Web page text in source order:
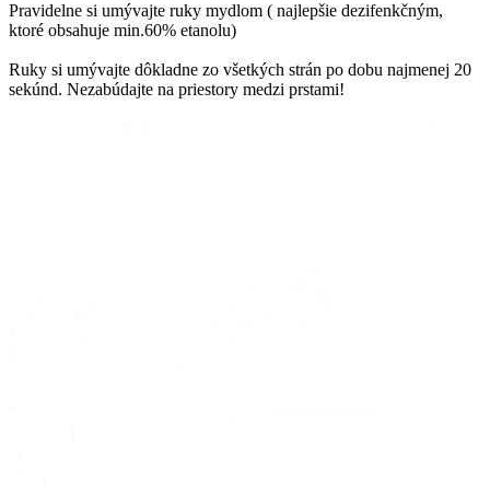
Pravidelne si umývajte ruky mydlom ( najlepšie dezifenkčným,
ktoré obsahuje min.60% etanolu)
Ruky si umývajte dôkladne zo všetkých strán po dobu najmenej 20
sekúnd. Nezabúdajte na priestory medzi prstami!